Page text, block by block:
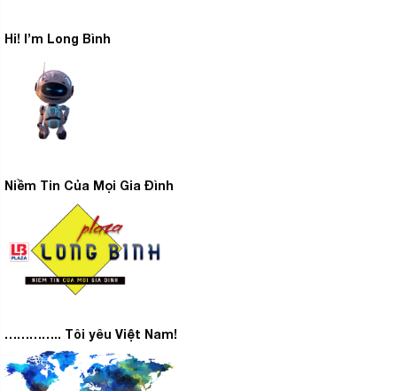
Hi! I’m Long Bình
Niềm Tin Của Mọi Gia Đình
………….. Tôi yêu Việt Nam!